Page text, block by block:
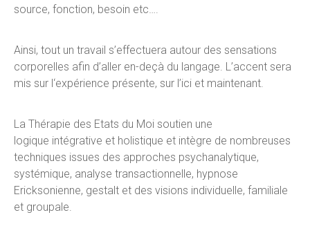
source, fonction, besoin etc….
Ainsi, tout un travail s’effectuera autour des sensations
corporelles afin d’aller en-deçà du langage. L’accent sera
mis sur l‘expérience présente, sur l’ici et maintenant.
La Thérapie des Etats du Moi soutien une
logique intégrative et holistique et intègre de nombreuses
techniques issues des approches psychanalytique,
systémique, analyse transactionnelle, hypnose
Ericksonienne, gestalt et des visions individuelle, familiale
et groupale.